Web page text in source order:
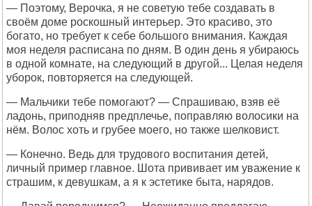
— Поэтому, Верочка, я не советую тебе создавать в
своём доме роскошный интерьер. Это красиво, это
богато, но требует к себе большого внимания. Каждая
моя неделя расписана по дням. В один день я убираюсь
в одной комнате, на следующий в другой... Целая неделя
уборок, повторяется на следующей.
— Мальчики тебе помогают? — Спрашиваю, взяв её
ладонь, приподняв предплечье, поправляю волосики на
нём. Волос хоть и грубее моего, но также шелковист.
— Конечно. Ведь для трудового воспитания детей,
личный пример главное. Шота прививает им уважение к
страшим, к девушкам, а я к эстетике быта, нарядов.